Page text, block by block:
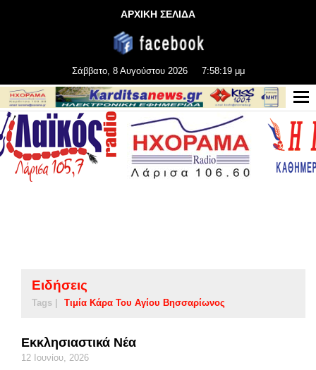
ΑΡΧΙΚΗ ΣΕΛΙΔΑ
Σάββατο, 8 Αυγούστου 2026 7:58:20 μμ
Ειδήσεις
Tags | Τιμία Κάρα Του Αγίου Βησσαρίωνος
Εκκλησιαστικά Νέα
12 Ιουνίου, 2026